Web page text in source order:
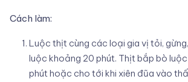
Cách làm:
Luộc thịt cùng các loại gia vị tỏi,
luộc khoảng 20 phút. Thịt bắp bò
phút hoặc cho tới khi xiên đũa vào